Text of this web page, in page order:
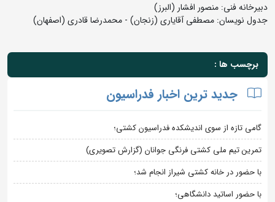
دبیرخانه فنی: منصور افشار (البرز)
جدول نویسان: مصطفی آقایاری (زنجان) - محمدرضا قادری (اصفهان)
برچسب ها :
جدید ترین اخبار فدراسیون
گامی تازه از سوی اندیشکده فدراسیون کشتی؛
تمرین تیم ملی کشتی فرنگی جوانان (گزارش تصویری)
با حضور در خانه کشتی شیراز انجام شد؛
با حضور اساتید دانشگاهی؛